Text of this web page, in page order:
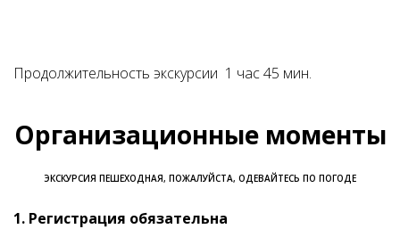
Продолжительность экскурсии 1 час 45 мин.
Организационные моменты
ЭКСКУРСИЯ ПЕШЕХОДНАЯ, ПОЖАЛУЙСТА, ОДЕВАЙТЕСЬ ПО ПОГОДЕ
1. Регистрация обязательна